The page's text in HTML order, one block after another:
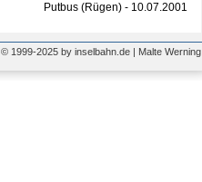
Putbus (Rügen) - 10.07.2001
© 1999-2025 by inselbahn.de | Malte Werning